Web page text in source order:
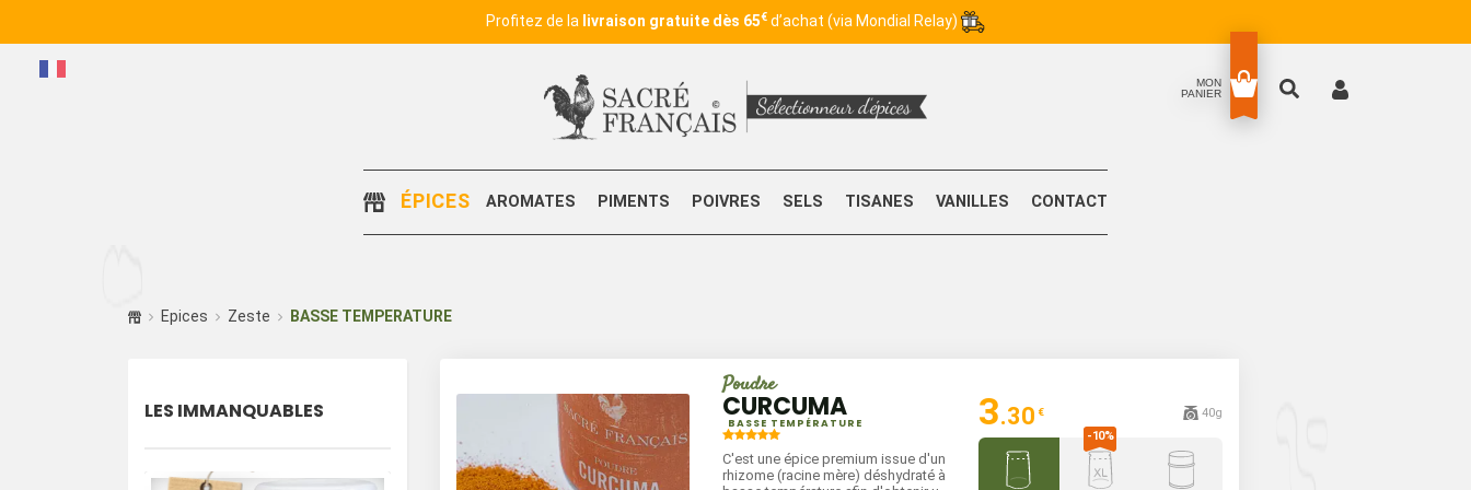
Profitez de la livraison gratuite dès 65€ d’achat (via Mondial Relay)
MON
PANIER
ÉPICES AROMATES PIMENTS POIVRES SELS TISANES VANILLES CONTACT
Epices Zeste BASSE TEMPERATURE
LES IMMANQUABLES
Poudre
CURCUMA
BASSE TEMPÉRATURE
C'est une épice premium issue d'un
rhizome (racine mère) déshydraté à
3.30 € 40g